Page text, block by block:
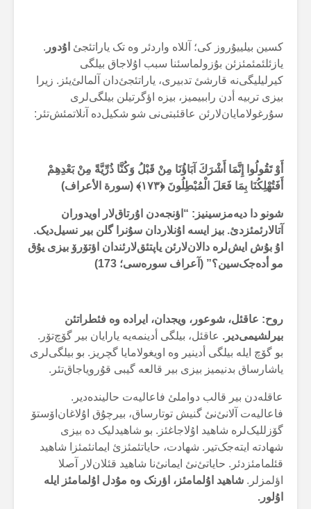
کسین بیلییۇروز کی؛ آللاە واردئر وە تک یاراتئجئ اۇدور .
یازئلئمئمئزئن بۇزولماسئنا سبب اۇلاجاق بیلگی
کیرلیلیگی‌نە قارشئ تدبیری، یاراتئجئ‌دان آلمالئ‌یئز. زیرا
بیزی تربیە أدن راببیمیز، بیزە اؤگرتیلن بیلگی‌لری
سۇرغولامایان‌لارئن عاقئبتی‌نی شو شکیل‌دە آنلاتمئش‌تئر:
أَوْ تَقُولُوا إِنَّمَا أَشْرَكَ آبَاؤُنَا مِنْ قَبْلُ وَكُنَّا ذُرِّيَّةً مِنْ بَعْدِهِمْ
أَفَتُهْلِكُنَا بِمَا فَعَلَ الْمُبْطِلُونَ ﴿۱۷۳﴾ (سورة الأعراف)
شونو دا دیەمزسینیز: “اؤنجەدن اۇرتاق‌لار اویدوران
آتالارئمئزدئ. بیز ایسە اۇنلاردان سۇنرا گلن بیر نسیل‌دیک.
اۇ بۇش ایش‌لرە دالان‌لارئن یاپتئق‌لارئندان اؤتۆرۆ بیزی یۇق
مو أدەجک‌سین؟” (آعراف سورەسی؛ 173)
روح: عاقئل، شوعور، ویجدان، ایرادە وە فئطراتئن
بیرلشیمی‌دیر. عاقئل، بیلگی أدینمەیە یارایان بیر گۆچ‌تۆر.
بو گۆچ ایلە بیلگی أدینیر وە اویغولامایا گچریز. بو بیلگی‌لری
یاشارساق بدنیمیز بیزی بیر قالعە گیبی قوُرویاجاق‌تئر.
عاقلەدن بیر قالب دواملئ فاعالیەت حالیندەدیر.
فاعالیەت آلانئ‌نئ گنیش توتارساق، بیرچۇق اۇلاغان‌اۆستۆ
گۆزللیک‌لرە شاهید اۇلاجاغئز. بو شاهیدلیک دە بیزی
شهادتە ایتەجک‌تیر. شهادت، حایاتئمئزئ ایمانئمئزا شاهید
قئلمامئزدئر. حایاتئ‌نئ ایمانئ‌نا شاهید قئلان‌لار آصلا
اؤلمزلر. شاهید اۇلمامئز، اؤرنک وە مۇدل اۇلمامئز ایلە
اۇلور.